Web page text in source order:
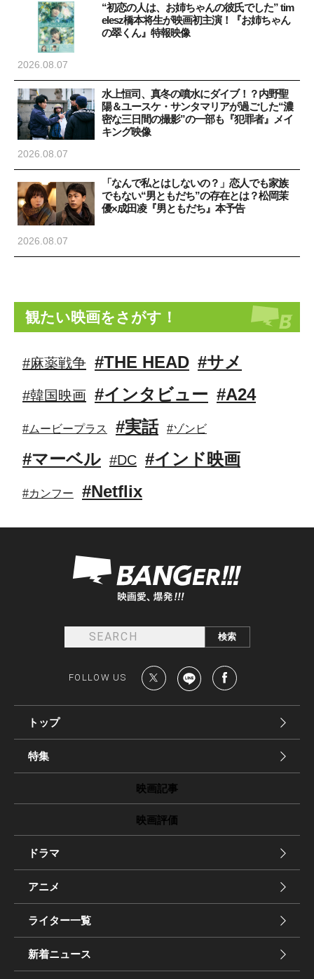
“初恋の人は、お姉ちゃんの彼氏でした” tim
elesz橋本将生が映画初主演！『お姉ちゃん
の翠くん』特報映像
2026.08.07
水上恒司、真冬の噴水にダイブ！？内野聖
陽＆ユースケ・サンタマリアが過ごした“濃
密な三日間の撮影”の一部も『犯罪者』メイ
キング映像
2026.08.07
「なんで私とはしないの？」恋人でも家族
でもない“男ともだち”の存在とは？松岡茉
優×成田凌『男ともだち』本予告
2026.08.07
観たい映画をさがす！
#麻薬戦争 #THE HEAD #サメ
#韓国映画 #インタビュー #A24
#ムービープラス #実話 #ゾンビ
#マーベル #DC #インド映画
#カンフー #Netflix
FOLLOW US
トップ
特集
映画記事
映画評価
ドラマ
アニメ
ライター一覧
新着ニュース